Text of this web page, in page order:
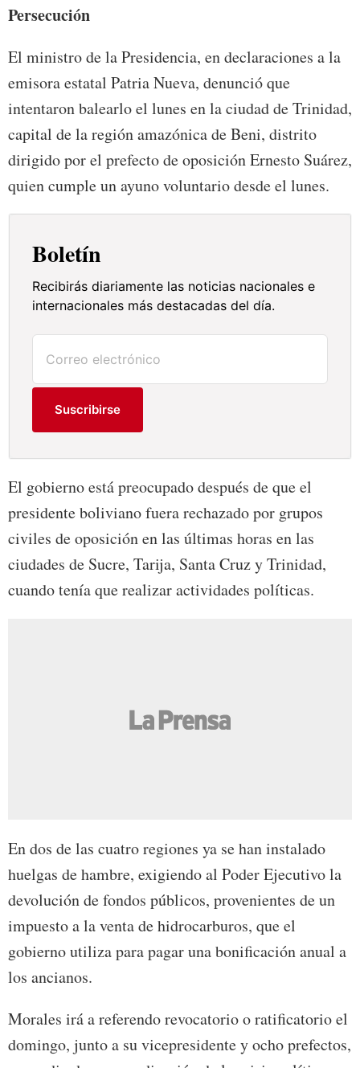
Persecución
El ministro de la Presidencia, en declaraciones a la
emisora estatal Patria Nueva, denunció que
intentaron balearlo el lunes en la ciudad de Trinidad,
capital de la región amazónica de Beni, distrito
dirigido por el prefecto de oposición Ernesto Suárez,
quien cumple un ayuno voluntario desde el lunes.
Boletín
Recibirás diariamente las noticias nacionales e
internacionales más destacadas del día.
Suscribirse
El gobierno está preocupado después de que el
presidente boliviano fuera rechazado por grupos
civiles de oposición en las últimas horas en las
ciudades de Sucre, Tarija, Santa Cruz y Trinidad,
cuando tenía que realizar actividades políticas.
En dos de las cuatro regiones ya se han instalado
huelgas de hambre, exigiendo al Poder Ejecutivo la
devolución de fondos públicos, provenientes de un
impuesto a la venta de hidrocarburos, que el
gobierno utiliza para pagar una bonificación anual a
los ancianos.
Morales irá a referendo revocatorio o ratificatorio el
domingo, junto a su vicepresidente y ocho prefectos,